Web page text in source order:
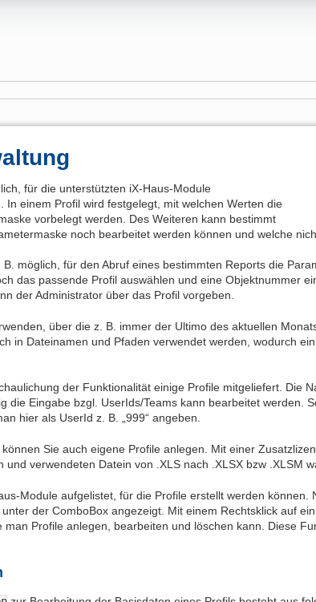
für die unterstützten iX-Haus-Module
In einem Profil wird festgelegt, mit welchen Werten die
vorbelegt werden. Des Weiteren kann bestimmt
noch bearbeitet werden können und welche
möglich, für den Abruf eines bestimmten Reports die
das passende Profil auswählen und eine Objektnummer
der Administrator über das Profil vorgeben.
über die z. B. immer der Ultimo des aktuellen
in Dateinamen und Pfaden verwendet werden, wodurch
der Funktionalität einige Profile mitgeliefert. Die
die Eingabe bzgl. UserIds/Teams kann bearbeitet werden.
hier als UserId z. B. „999“ angeben.
Sie auch eigene Profile anlegen. Mit einer
verwendeten Datein von .XLS nach .XLSX bzw .XLSM
Module aufgelistet, für die Profile erstellt werden können.
der ComboBox angezeigt. Mit einem Rechtsklick auf
Profile anlegen, bearbeiten und löschen kann. Diese